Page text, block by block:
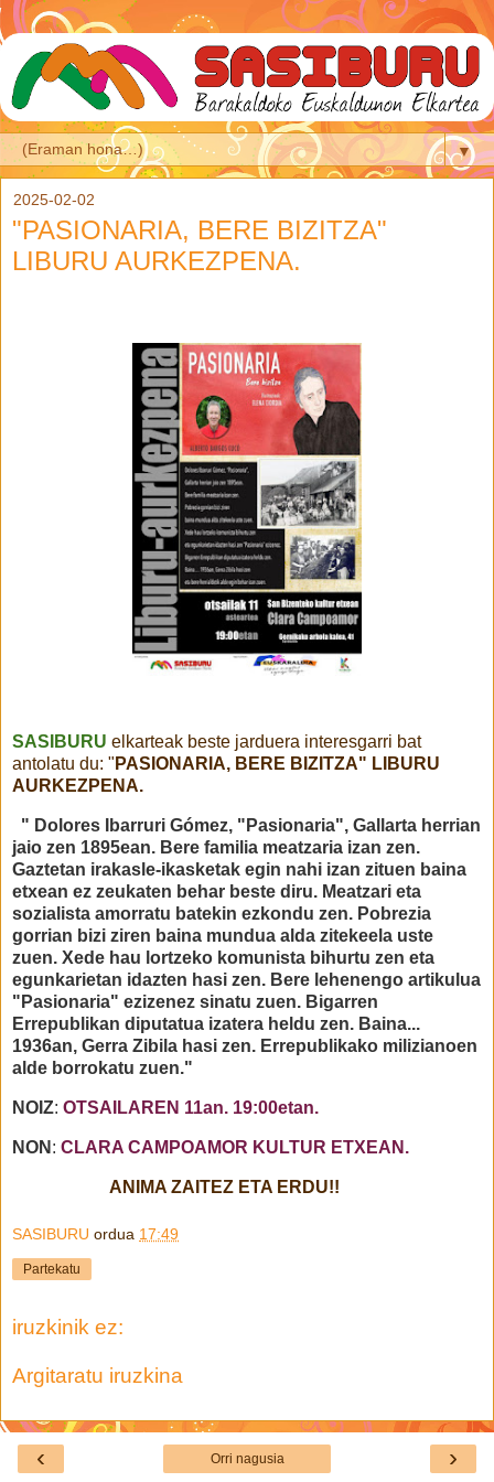
▼
2025-02-02
"PASIONARIA, BERE BIZITZA"
LIBURU AURKEZPENA.
SASIBURU elkarteak beste jarduera interesgarri bat
antolatu du: " PASIONARIA, BERE BIZITZA" LIBURU
AURKEZPENA.
" Dolores Ibarruri Gómez, "Pasionaria", Gallarta herrian
jaio zen 1895ean. Bere familia meatzaria izan zen.
Gaztetan irakasle-ikasketak egin nahi izan zituen baina
etxean ez zeukaten behar beste diru. Meatzari eta
sozialista amorratu batekin ezkondu zen. Pobrezia
gorrian bizi ziren baina mundua alda zitekeela uste
zuen. Xede hau lortzeko komunista bihurtu zen eta
egunkarietan idazten hasi zen. Bere lehenengo artikulua
"Pasionaria" ezizenez sinatu zuen. Bigarren
Errepublikan diputatua izatera heldu zen. Baina...
1936an, Gerra Zibila hasi zen. Errepublikako milizianoen
alde borrokatu zuen."
NOIZ: OTSAILAREN 11an. 19:00etan.
NON : CLARA CAMPOAMOR KULTUR ETXEAN.
ANIMA ZAITEZ ETA ERDU!!
SASIBURU ordua 17:49
Partekatu
iruzkinik ez:
Argitaratu iruzkina
‹ ›
Orri nagusia